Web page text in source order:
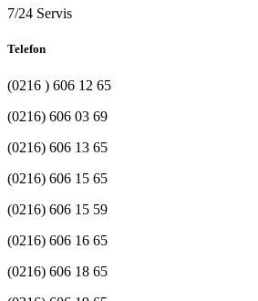
7/24 Servis
Telefon
(0216 ) 606 12 65
(0216) 606 03 69
(0216) 606 13 65
(0216) 606 15 65
(0216) 606 15 59
(0216) 606 16 65
(0216) 606 18 65